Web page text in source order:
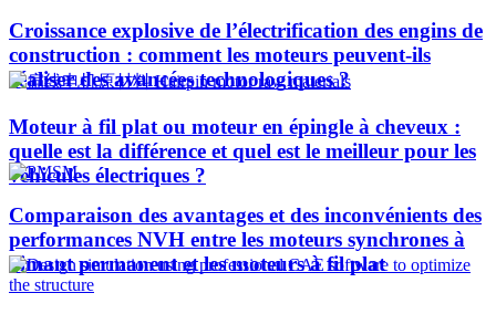
Croissance explosive de l’électrification des engins de
construction : comment les moteurs peuvent-ils
réaliser des avancées technologiques ?​
Moteur à fil plat ou moteur en épingle à cheveux :
quelle est la différence et quel est le meilleur pour les
véhicules électriques ?
Comparaison des avantages et des inconvénients des
performances NVH entre les moteurs synchrones à
aimant permanent et les moteurs à fil plat